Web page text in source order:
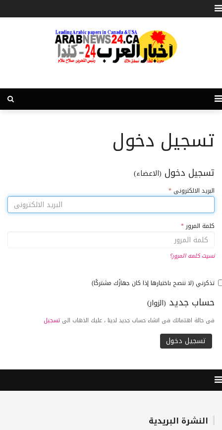
تسجيل دخول
تسجيل دخول (الاعضاء)
البريد الالكترونى *
كلمة المرور *
نسيت كلمه المرور؟
تذكرني (لا ننصح باختيارها إذا كان جهازًك مشتركًا)
حساب جديد (الزوار)
فى حالة اهتماتك فى انشاء حساب جديد لدينا ، عليك الذهاب الى تسجيل
النشرة البريدية